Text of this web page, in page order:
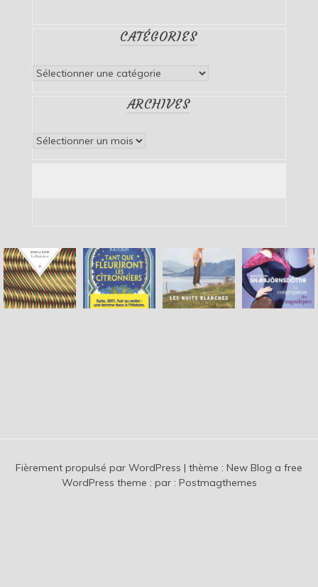
CATÉGORIES
Catégories
ARCHIVES
Archives
Fièrement propulsé par WordPress | thème : New Blog a free
WordPress theme : par : Postmagthemes